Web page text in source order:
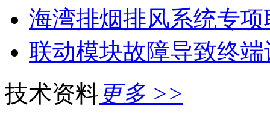
海湾排烟排风系统专
联动模块故障导致终
技术资料 更多 >>